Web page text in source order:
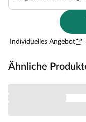
Individuelles Angebot
Ähnliche